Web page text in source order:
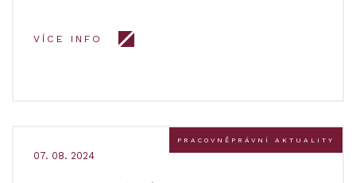
VÍCE INFO
PRACOVNĚPRÁVNÍ AKTUALITY
07. 08. 2024